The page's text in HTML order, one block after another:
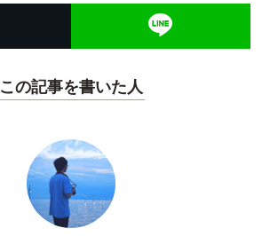
この記事を書いた人